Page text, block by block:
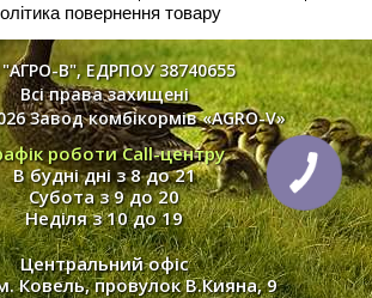
повернення товару
В", ЕДРПОУ 38740655
Всі права захищені
Завод комбікормів «AGRO-V»
роботи Call-центру
В будні дні з 8 до 21
Субота з 9 до 20
Неділя з 10 до 19
Центральний офіс
Ковель, провулок В.Кияна, 9